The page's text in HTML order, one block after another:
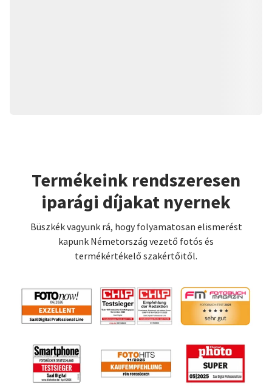
Termékeink rendszeresen
iparági díjakat nyernek
Büszkék vagyunk rá, hogy folyamatosan elismerést
kapunk Németország vezető fotós és
termékértékelő szakértőitől.